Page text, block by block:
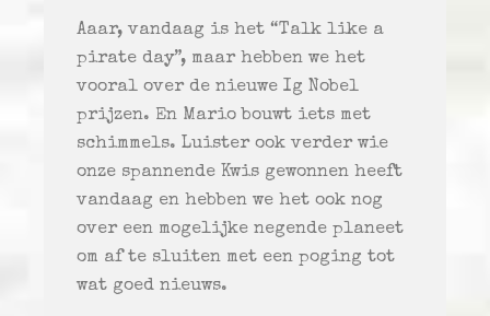
Aaar, vandaag is het “Talk like a
pirate day”, maar hebben we het
vooral over de nieuwe Ig Nobel
prijzen. En Mario bouwt iets met
schimmels. Luister ook verder wie
onze spannende Kwis gewonnen heeft
vandaag en hebben we het ook nog
over een mogelijke negende planeet
om af te sluiten met een poging tot
wat goed nieuws.